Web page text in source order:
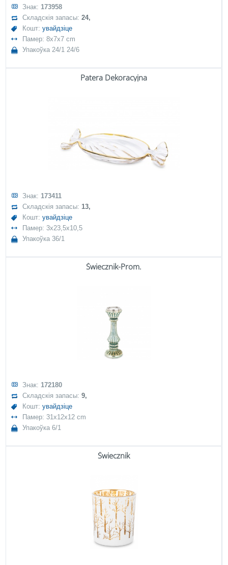
Знак: 173958
Складскія запасы:24,
Кошт:увайдзіце
Памер: 8x7x7 cm
Упакоўка 24/1 24/6
Patera Dekoracyjna
Знак: 173411
Складскія запасы:13,
Кошт:увайдзіце
Памер: 3x23,5x10,5
Упакоўка 36/1
Świecznik-Prom.
Знак: 172180
Складскія запасы:9,
Кошт:увайдзіце
Памер: 31x12x12 cm
Упакоўка 6/1
Świecznik